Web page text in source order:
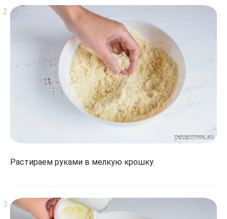
Растираем руками в мелкую крошку.